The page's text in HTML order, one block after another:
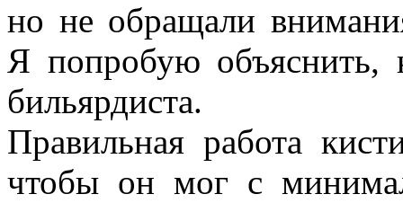
но не обращали
Я попробую объяснить,
бильярдиста.
Правильная работа
чтобы он мог с